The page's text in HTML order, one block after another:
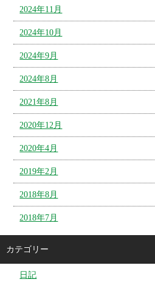
2024年11月
2024年10月
2024年9月
2024年8月
2021年8月
2020年12月
2020年4月
2019年2月
2018年8月
2018年7月
カテゴリー
日記